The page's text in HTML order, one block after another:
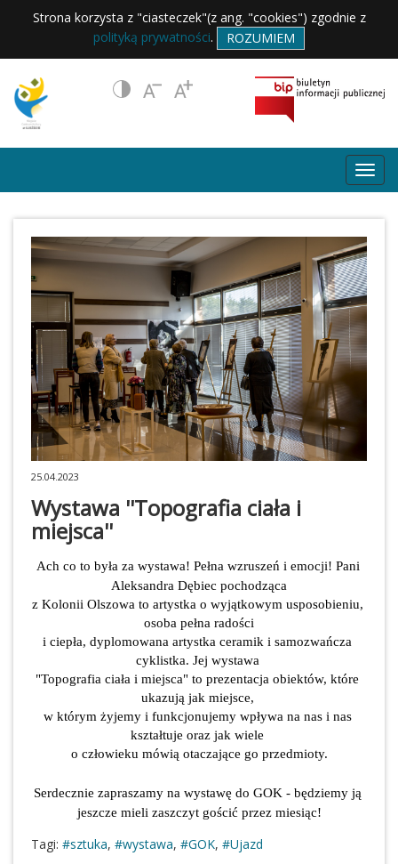
Strona korzysta z "ciasteczek"(z ang. "cookies") zgodnie z
polityką prywatności. ROZUMIEM
25.04.2023
Wystawa ''Topografia ciała i
miejsca''
Ach co to była za wystawa! Pełna wzruszeń i emocji! Pani
Aleksandra Dębiec pochodząca
z Kolonii Olszowa to artystka o wyjątkowym usposobieniu,
osoba pełna radości
i ciepła, dyplomowana artystka ceramik i samozwańcza
cyklistka. Jej wystawa
"Topografia ciała i miejsca" to prezentacja obiektów, które
ukazują jak miejsce,
w którym żyjemy i funkcjonujemy wpływa na nas i nas
kształtuje oraz jak wiele
o człowieku mówią otaczające go przedmioty.
Serdecznie zapraszamy na wystawę do GOK - będziemy ją
jeszcze mieli zaszczyt gościć przez miesiąc!
Tagi: #sztuka, #wystawa, #GOK, #Ujazd